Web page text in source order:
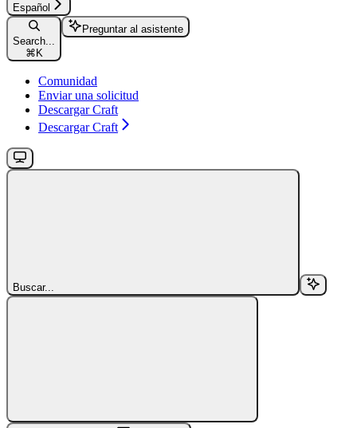
Español
Search...
⌘K
Preguntar al asistente
Comunidad
Enviar una solicitud
Descargar Craft
Descargar Craft
Buscar...